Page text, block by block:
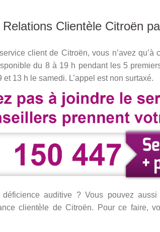
Clientèle Citroën
client de Citroën, vous n’avez qu’à
du 8 à 19 h pendant les 5
13 h le samedi. L’appel est non surtaxé.
déficience auditive ? Vous pouvez
clientèle de Citroën. Pour ce faire,